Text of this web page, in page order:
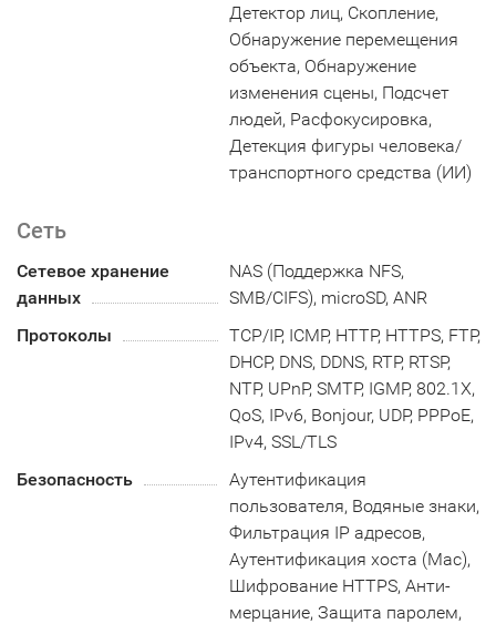
Детектор лиц, Скопление,
Обнаружение перемещения
объекта, Обнаружение
изменения сцены, Подсчет
людей, Расфокусировка,
Детекция фигуры человека/
транспортного средства (ИИ)
Сеть
Сетевое хранение
данных
NAS (Поддержка NFS,
SMB/CIFS), microSD, ANR
Протоколы
TCP/IP, ICMP, HTTP, HTTPS, FTP,
DHCP, DNS, DDNS, RTP, RTSP,
NTP, UPnP, SMTP, IGMP, 802.1X,
QoS, IPv6, Bonjour, UDP, PPPoE,
IPv4, SSL/TLS
Безопасность
Аутентификация
пользователя, Водяные знаки,
Фильтрация IP адресов,
Аутентификация хоста (Mac),
Шифрование HTTPS, Анти-
мерцание, Защита паролем,